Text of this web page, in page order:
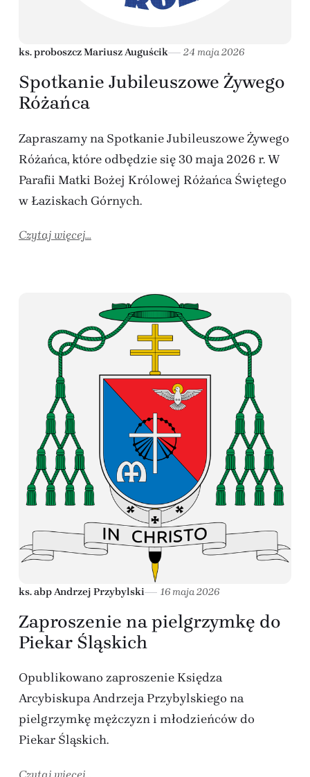
ks. proboszcz Mariusz Auguścik 24 maja 2026
Spotkanie Jubileuszowe Żywego
Różańca
Zapraszamy na Spotkanie Jubileuszowe Żywego
Różańca, które odbędzie się 30 maja 2026 r. W
Parafii Matki Bożej Królowej Różańca Świętego
w Łaziskach Górnych.
Czytaj więcej...
ks. abp Andrzej Przybylski 16 maja 2026
Zaproszenie na pielgrzymkę do
Piekar Śląskich
Opublikowano zaproszenie Księdza
Arcybiskupa Andrzeja Przybylskiego na
pielgrzymkę mężczyzn i młodzieńców do
Piekar Śląskich.
Czytaj więcej...